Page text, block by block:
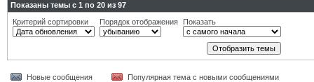
Показаны темы с 1 по 20 из 97
Критерий сортировки
Порядок отображения Показать
Новые сообщения
Популярная тема с новыми сообщениями